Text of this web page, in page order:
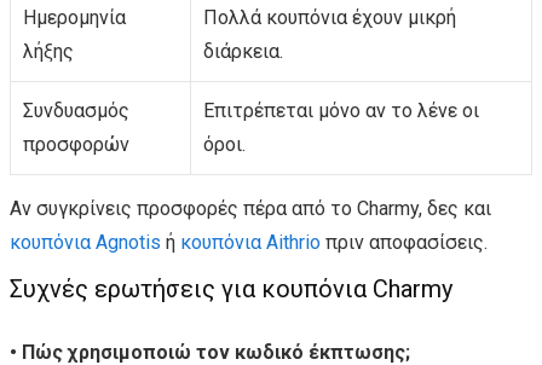
Ημερομηνία
λήξης
Πολλά κουπόνια έχουν μικρή
διάρκεια.
Συνδυασμός
προσφορών
Επιτρέπεται μόνο αν το λένε οι
όροι.
Αν συγκρίνεις προσφορές πέρα από το Charmy, δες και
κουπόνια Agnotis ή κουπόνια Aithrio πριν αποφασίσεις.
Συχνές ερωτήσεις για κουπόνια Charmy
• Πώς χρησιμοποιώ τον κωδικό έκπτωσης;